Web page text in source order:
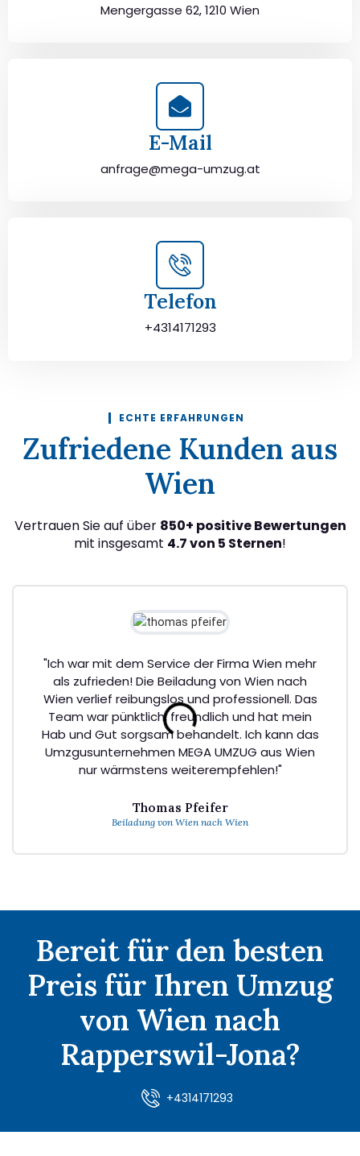
Mengergasse 62, 1210 Wien
E-Mail
anfrage@mega-umzug.at
Telefon
+4314171293
ECHTE ERFAHRUNGEN
Zufriedene Kunden aus
Wien
Vertrauen Sie auf über 850+ positive Bewertungen
mit insgesamt 4.7 von 5 Sternen!
"Ich war mit dem Service der Firma Wien mehr
als zufrieden! Die Beiladung von Wien nach
Wien verlief reibungslos und professionell. Das
Team war pünktlich, freundlich und hat mein
Hab und Gut sorgsam behandelt. Ich kann das
Umzgusunternehmen MEGA UMZUG aus Wien
nur wärmstens weiterempfehlen!"
Thomas Pfeifer
Beiladung von Wien nach Wien
Bereit für den besten
Preis für Ihren Umzug
von Wien nach
Rapperswil-Jona?
+4314171293